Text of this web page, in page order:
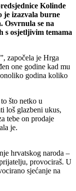
Kolinde
izazvala burne
Osvrnula se na
s osjetljivim temama
započela je Hrga
one godine kad mu
godina koliko
što netko u
loš glazbeni ukus,
tebe on prodaje
je.
hrvatskog naroda –
provociraš. U
sjećanje na